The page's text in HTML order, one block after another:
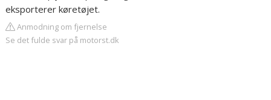
eksporterer køretøjet.
Anmodning om fjernelse
Se det fulde svar på motorst.dk